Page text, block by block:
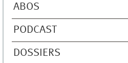
ABOS
PODCAST
DOSSIERS